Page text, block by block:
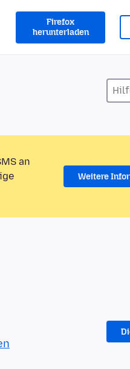
Firefox
herunterladen
an
Weitere